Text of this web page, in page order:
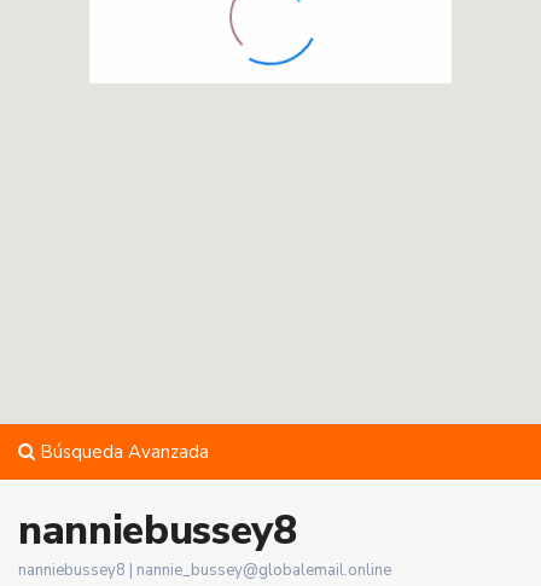
Búsqueda Avanzada
nanniebussey8
nanniebussey8 | nannie_bussey@globalemail.online